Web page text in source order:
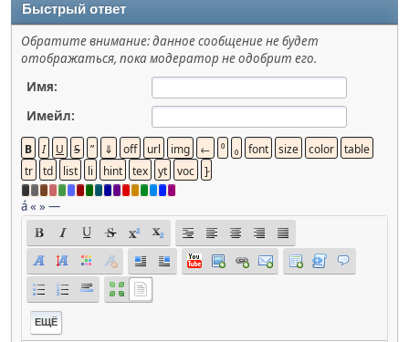
Быстрый ответ
Обратите внимание: данное сообщение не будет
отображаться, пока модератор не одобрит его.
Имя:
Имейл:
á« »—
ЕЩЁ